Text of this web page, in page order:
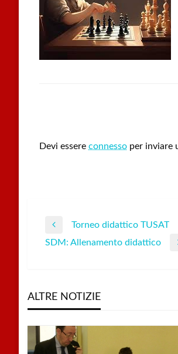
Devi essere connesso per inviare
Navigazione
Previous
Post
Torneo didattico TUSAT
Next
SDM: Allenamento didattico
ALTRE NOTIZIE